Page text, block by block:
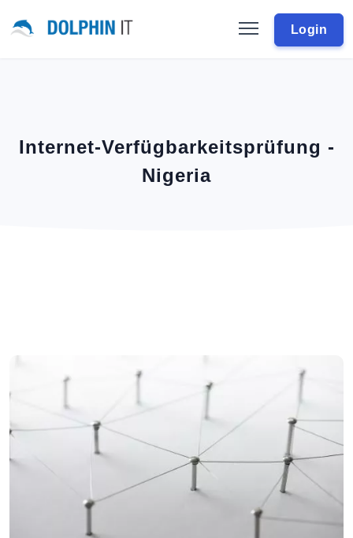
Login
Internet-Verfügbarkeitsprüfung -
Nigeria